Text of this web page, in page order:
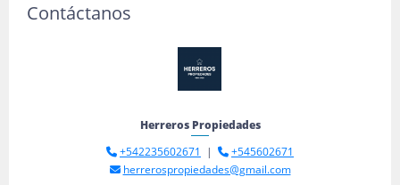
Contáctanos
Herreros Propiedades
+542235602671
|
+545602671
herrerospropiedades@gmail.com